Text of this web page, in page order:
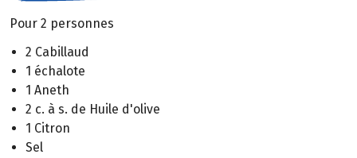
Pour 2 personnes
2 Cabillaud
1 échalote
1 Aneth
2 c. à s. de Huile d'olive
1 Citron
Sel